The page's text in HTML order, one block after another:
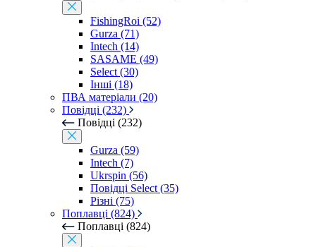
FishingRoi (52)
Gurza (71)
Intech (14)
SASAME (49)
Select (30)
Інші (18)
ПВА матеріали (20)
Повідці (232)
Повідці (232)
Gurza (59)
Intech (7)
Ukrspin (56)
Повідці Select (35)
Різні (75)
Поплавці (824)
Поплавці (824)